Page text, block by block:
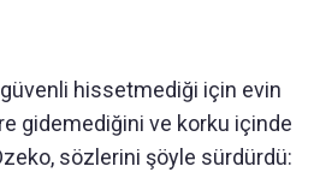
güvenli hissetmediği için evin
gidemediğini ve korku içinde
sözlerini şöyle sürdürdü: